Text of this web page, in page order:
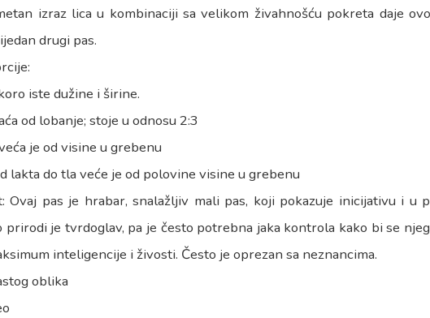
izraz lica u kombinaciji sa velikom živahnošću pokreta daje
drugi pas.
iste dužine i širine.
od lobanje; stoje u odnosu 2:3
je od visine u grebenu
lakta do tla veće je od polovine visine u grebenu
Ovaj pas je hrabar, snalažljiv mali pas, koji pokazuje inicijativu i u
prirodi je tvrdoglav, pa je često potrebna jaka kontrola kako bi se
inteligencije i živosti. Često je oprezan sa neznancima.
oblika